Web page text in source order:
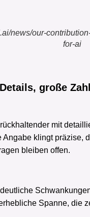
news/our-
for-ai
große
mit
Angabe klingt präzise,
bleiben offen.
Spanne, die